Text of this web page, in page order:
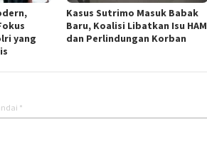
yang
Kasus Sutrimo Masuk Babak
Baru, Koalisi Libatkan Isu HAM
dan Perlindungan Korban
*